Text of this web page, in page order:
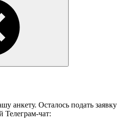
анкету. Осталось подать заявку
Телеграм-чат: